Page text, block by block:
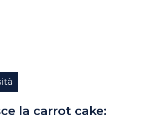
la carrot cake: